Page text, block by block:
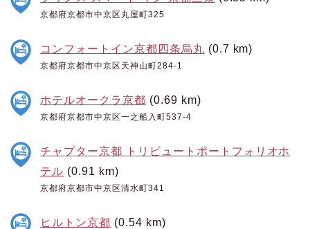
京都府京都市中京区丸屋町325
コンフォートイン京都四条烏丸 (0.7 km)
京都府京都市中京区天神山町284-1
ホテルオークラ京都 (0.69 km)
京都府京都市中京区一之船入町537-4
チャプター京都 トリビュートポートフォリオホ
テル (0.91 km)
京都府京都市中京区清水町341
ヒルトン京都 (0.54 km)